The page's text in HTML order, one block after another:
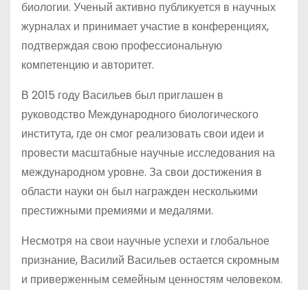
биологии. Ученый активно публикуется в научных
журналах и принимает участие в конференциях,
подтверждая свою профессиональную
компетенцию и авторитет.
В 2015 году Васильев был приглашен в
руководство Международного биологического
института, где он смог реализовать свои идеи и
провести масштабные научные исследования на
международном уровне. За свои достижения в
области науки он был награжден несколькими
престижными премиями и медалями.
Несмотря на свои научные успехи и глобальное
признание, Василий Васильев остается скромным
и приверженным семейным ценностям человеком.